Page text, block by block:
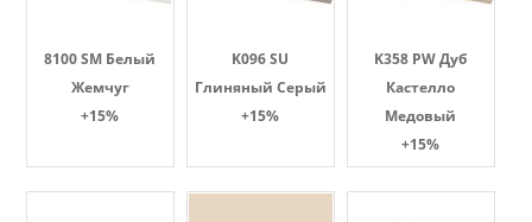
8100 SM Белый
Жемчуг
+15%
K096 SU
Глиняный Серый
+15%
K358 PW Дуб
Кастелло
Медовый
+15%